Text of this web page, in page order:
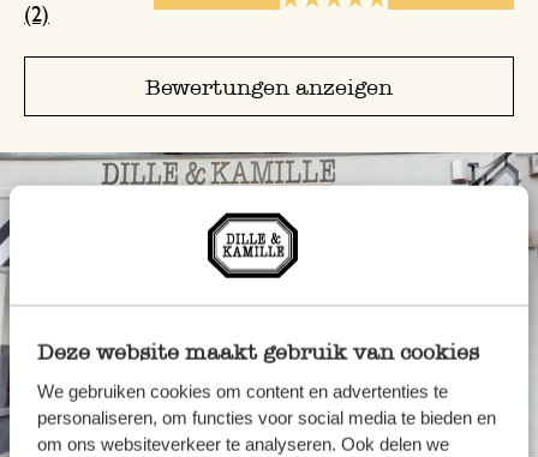
Deze website maakt gebruik van cookies
We gebruiken cookies om content en advertenties te
personaliseren, om functies voor social media te bieden en
om ons websiteverkeer te analyseren. Ook delen we
(2)
Bewertungen anzeigen
Immer in der Nähe